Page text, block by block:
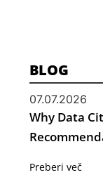
BLOG
07.07.2026
Why Data
Preberi več